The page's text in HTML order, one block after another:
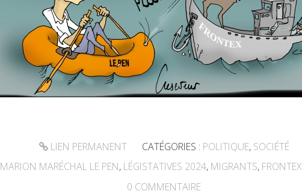
LIEN PERMANENT CATÉGORIES : POLITIQUE, SOCIÉTÉ
MARION MARÉCHAL LE PEN, LÉGISTATIVES 2024, MIGRANTS, FRONTEX
0 COMMENTAIRE